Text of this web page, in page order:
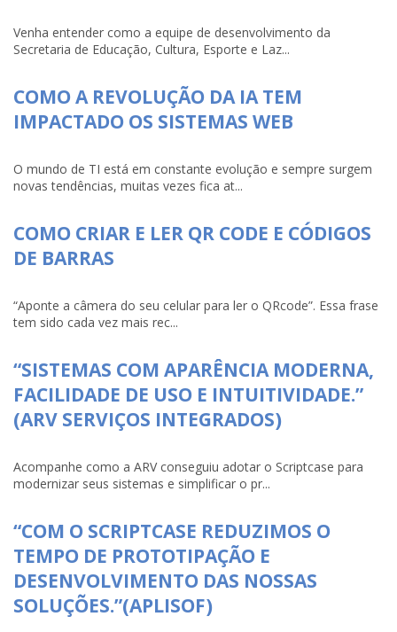
Venha entender como a equipe de desenvolvimento da
Secretaria de Educação, Cultura, Esporte e Laz...
COMO A REVOLUÇÃO DA IA TEM
IMPACTADO OS SISTEMAS WEB
O mundo de TI está em constante evolução e sempre surgem
novas tendências, muitas vezes fica at...
COMO CRIAR E LER QR CODE E CÓDIGOS
DE BARRAS
“Aponte a câmera do seu celular para ler o QRcode”. Essa frase
tem sido cada vez mais rec...
“SISTEMAS COM APARÊNCIA MODERNA,
FACILIDADE DE USO E INTUITIVIDADE.”
(ARV SERVIÇOS INTEGRADOS)
Acompanhe como a ARV conseguiu adotar o Scriptcase para
modernizar seus sistemas e simplificar o pr...
“COM O SCRIPTCASE REDUZIMOS O
TEMPO DE PROTOTIPAÇÃO E
DESENVOLVIMENTO DAS NOSSAS
SOLUÇÕES.”(APLISOF)